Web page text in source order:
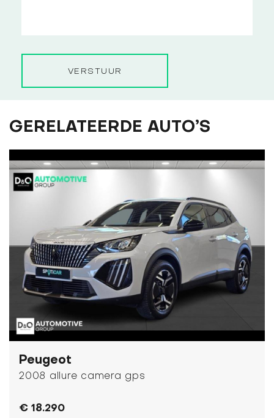
VERSTUUR
GERELATEERDE AUTO’S
Peugeot
2008 allure camera gps
€ 18.290